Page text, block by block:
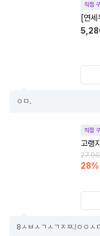
직접
[연
ㅇㅁ.
직접
고랭
28%
8ㅅㅂㅅㄱㅅㄱㅈㅉ.!ㅇㅇㅅ